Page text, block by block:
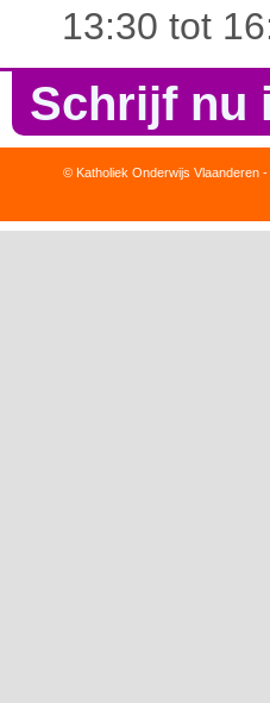
13:30 tot
Schrijf nu
© Katholiek Onderwijs Vlaanderen